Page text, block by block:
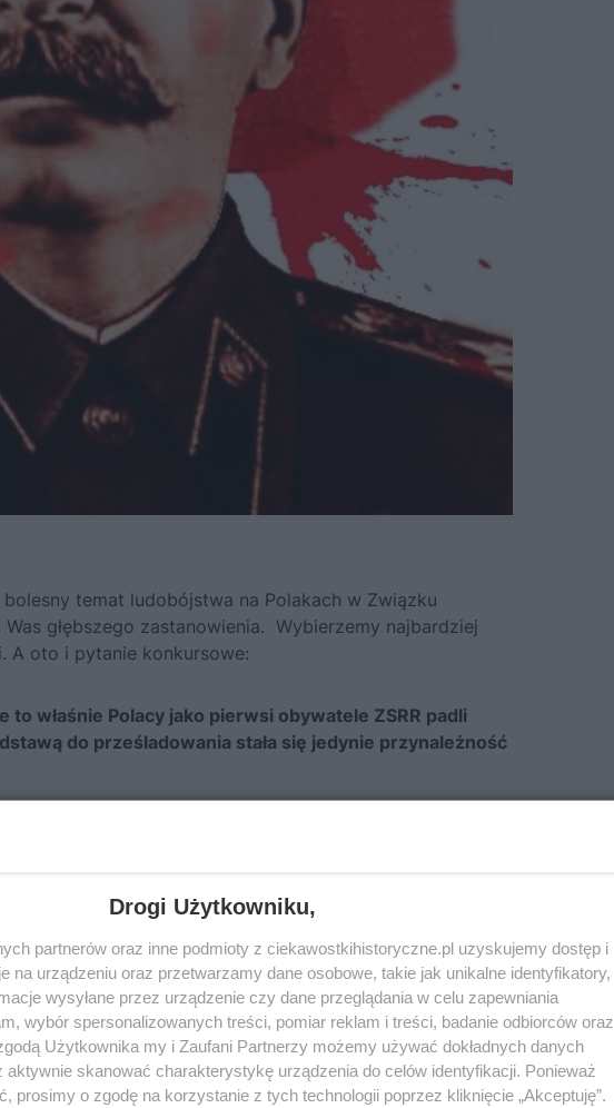
temat ludobójstwa na Polakach w Związku
głębszego zastanowienia. Wybierzemy najbardziej
A oto i pytanie konkursowe:
to właśnie Polacy jako pierwsi obywatele ZSRR padli
do prześladowania stała się jedynie przynależność
dla redakcji). Dzięki
skontaktować. Będzie
danego
Drogi Użytkowniku,
partnerów oraz inne podmioty z ciekawostkihistoryczne.pl uzyskujemy dostęp i
na urządzeniu oraz przetwarzamy dane osobowe, takie jak unikalne identyfikatory,
wysyłane przez urządzenie czy dane przeglądania w celu zapewniania
wybór spersonalizowanych treści, pomiar reklam i treści, badanie odbiorców oraz
Użytkownika my i Zaufani Partnerzy możemy używać dokładnych danych
aktywnie skanować charakterystykę urządzenia do celów identyfikacji. Ponieważ
prosimy o zgodę na korzystanie z tych technologii poprzez kliknięcie „Akceptuję”.